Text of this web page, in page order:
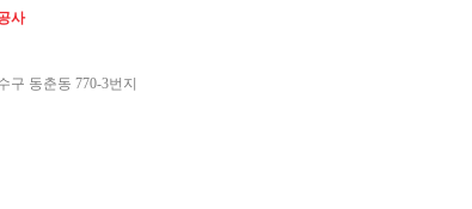
사
구 동춘동 770-3번지